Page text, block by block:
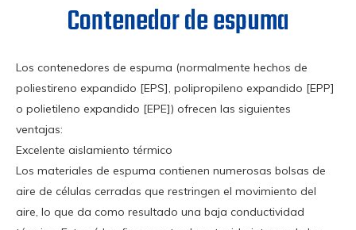
Contenedor de espuma
Los contenedores de espuma (normalmente hechos de
poliestireno expandido [EPS], polipropileno expandido [EPP]
o polietileno expandido [EPE]) ofrecen las siguientes
ventajas:
Excelente aislamiento térmico
Los materiales de espuma contienen numerosas bolsas de
aire de células cerradas que restringen el movimiento del
aire, lo que da como resultado una baja conductividad